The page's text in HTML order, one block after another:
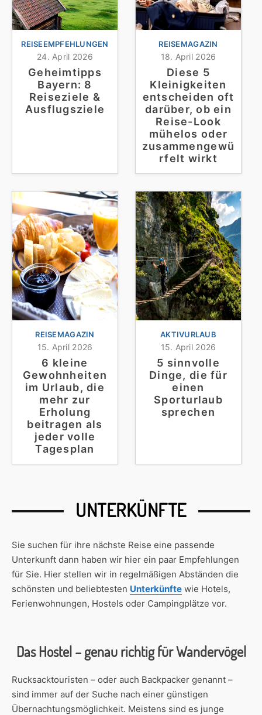
REISEEMPFEHLUNGEN
24. April 2026
Geheimtipps
Bayern: 8
Reiseziele &
Ausflugsziele
REISEMAGAZIN
18. April 2026
Diese 5
Kleinigkeiten
entscheiden oft
darüber, ob ein
Reise-Look
mühelos oder
zusammengewü
rfelt wirkt
REISEMAGAZIN
15. April 2026
6 kleine
Gewohnheiten
im Urlaub, die
mehr zur
Erholung
beitragen als
jeder volle
Tagesplan
AKTIVURLAUB
15. April 2026
5 sinnvolle
Dinge, die für
einen
Sporturlaub
sprechen
UNTERKÜNFTE
Sie suchen für ihre nächste Reise eine passende
Unterkunft dann haben wir hier ein paar Empfehlungen
für Sie. Hier stellen wir in regelmäßigen Abständen die
schönsten und beliebtesten Unterkünfte wie Hotels,
Ferienwohnungen, Hostels oder Campingplätze vor.
Das Hostel – genau richtig für Wandervögel
Rucksacktouristen – oder auch Backpacker genannt –
sind immer auf der Suche nach einer günstigen
Übernachtungsmöglichkeit. Meistens sind es junge